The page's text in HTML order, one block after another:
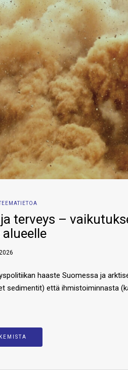
terveys –
haaste Suomessa ja
sedimentit) että ihmistoiminnasta